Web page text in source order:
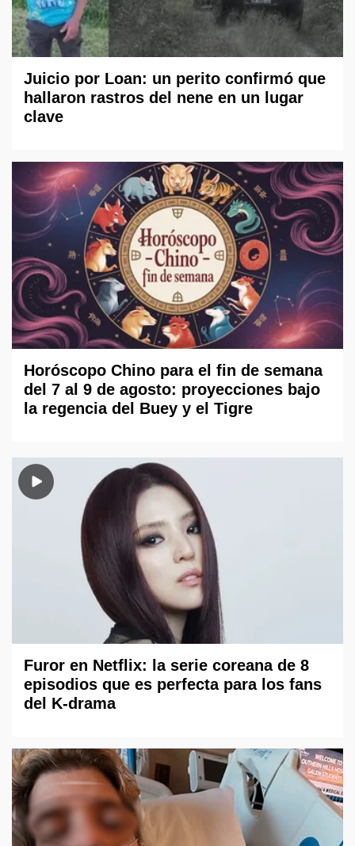
Juicio por Loan: un perito confirmó que
hallaron rastros del nene en un lugar
clave
Horóscopo Chino para el fin de semana
del 7 al 9 de agosto: proyecciones bajo
la regencia del Buey y el Tigre
Furor en Netflix: la serie coreana de 8
episodios que es perfecta para los fans
del K-drama